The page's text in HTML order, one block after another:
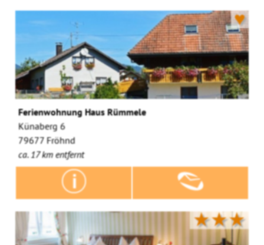
♥
Ferienwohnung Haus Rümmele
Künaberg 6
79677 Fröhnd
ca. 17 km entfernt
★★★